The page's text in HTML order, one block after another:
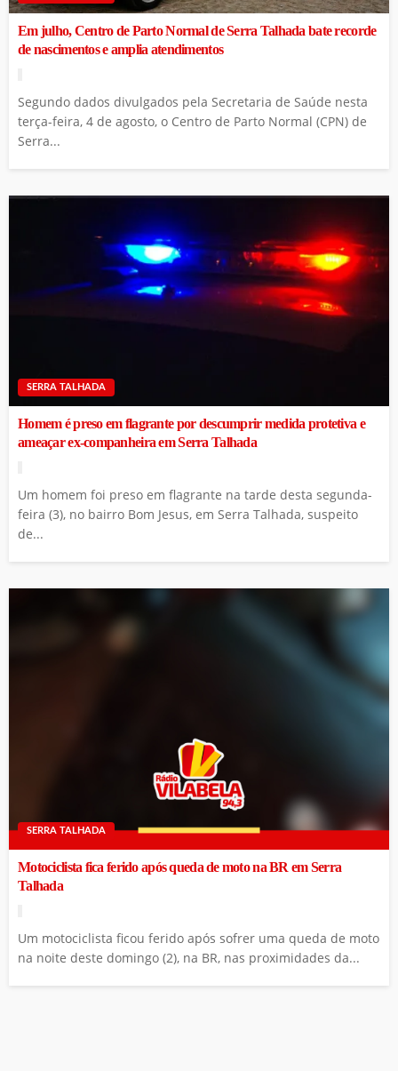
Em julho, Centro de Parto Normal de Serra Talhada bate recorde
de nascimentos e amplia atendimentos
Segundo dados divulgados pela Secretaria de Saúde nesta
terça-feira, 4 de agosto, o Centro de Parto Normal (CPN) de
Serra...
SERRA TALHADA
Homem é preso em flagrante por descumprir medida protetiva e
ameaçar ex-companheira em Serra Talhada
Um homem foi preso em flagrante na tarde desta segunda-
feira (3), no bairro Bom Jesus, em Serra Talhada, suspeito
de...
SERRA TALHADA
Motociclista fica ferido após queda de moto na BR em Serra
Talhada
Um motociclista ficou ferido após sofrer uma queda de moto
na noite deste domingo (2), na BR, nas proximidades da...